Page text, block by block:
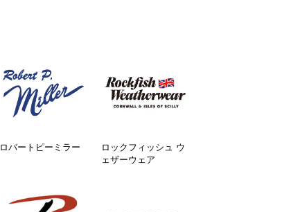
ロバートピーミラー
ロックフィッシュ ウ
ェザーウェア